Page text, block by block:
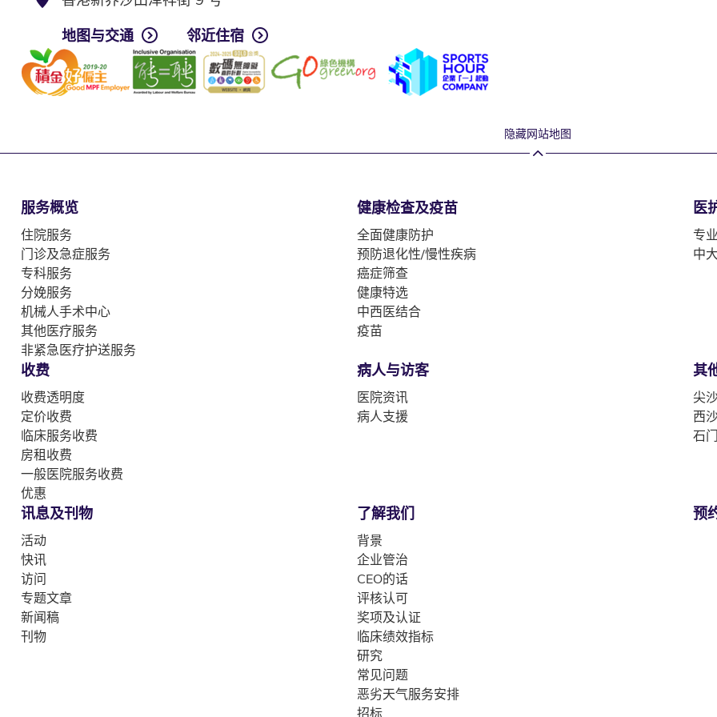
地图与交通
邻近住宿
隐藏网站地图
服务概览
住院服务
门诊及急症服务
专科服务
分娩服务
机械人手术中心
其他医疗服务
非紧急医疗护送服务
健康检查及疫苗
全面健康防护
预防退化性/慢性疾病
癌症筛查
健康特选
中西医结合
疫苗
医
专
中
收费
收费透明度
定价收费
临床服务收费
房租收费
一般医院服务收费
优惠
病人与访客
医院资讯
病人支援
其
尖
西
石
讯息及刊物
活动
快讯
访问
专题文章
新闻稿
刊物
了解我们
背景
企业管治
CEO的话
评核认可
奖项及认证
临床绩效指标
研究
常见问题
恶劣天气服务安排
招标
预